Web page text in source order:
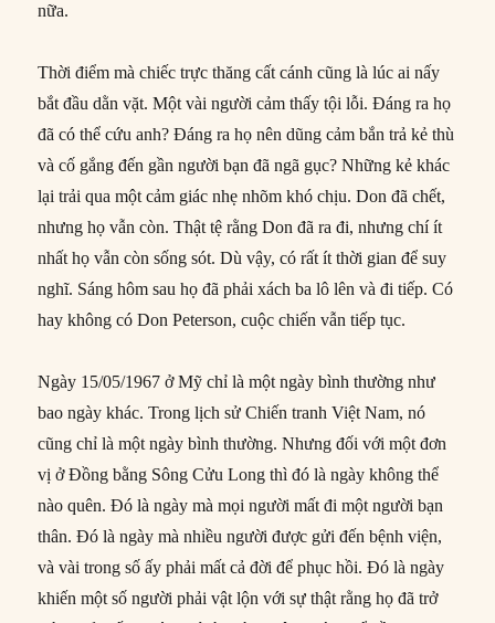
nữa.
Thời điểm mà chiếc trực thăng cất cánh cũng là lúc ai nấy
bắt đầu dằn vặt. Một vài người cảm thấy tội lỗi. Đáng ra họ
đã có thể cứu anh? Đáng ra họ nên dũng cảm bắn trả kẻ thù
và cố gắng đến gần người bạn đã ngã gục? Những kẻ khác
lại trải qua một cảm giác nhẹ nhõm khó chịu. Don đã chết,
nhưng họ vẫn còn. Thật tệ rằng Don đã ra đi, nhưng chí ít
nhất họ vẫn còn sống sót. Dù vậy, có rất ít thời gian để suy
nghĩ. Sáng hôm sau họ đã phải xách ba lô lên và đi tiếp. Có
hay không có Don Peterson, cuộc chiến vẫn tiếp tục.
Ngày 15/05/1967 ở Mỹ chỉ là một ngày bình thường như
bao ngày khác. Trong lịch sử Chiến tranh Việt Nam, nó
cũng chỉ là một ngày bình thường. Nhưng đối với một đơn
vị ở Đồng bằng Sông Cửu Long thì đó là ngày không thể
nào quên. Đó là ngày mà mọi người mất đi một người bạn
thân. Đó là ngày mà nhiều người được gửi đến bệnh viện,
và vài trong số ấy phải mất cả đời để phục hồi. Đó là ngày
khiến một số người phải vật lộn với sự thật rằng họ đã trở